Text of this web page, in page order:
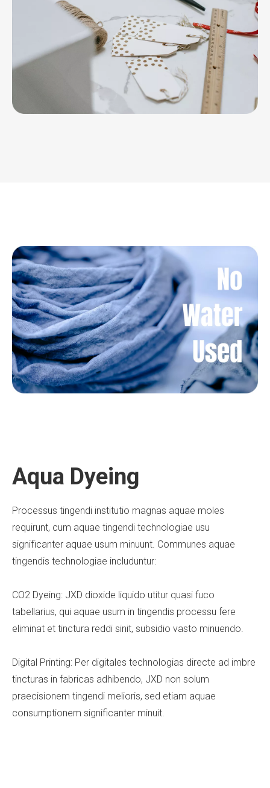
Aqua Dyeing
Processus tingendi institutio magnas aquae moles
requirunt, cum aquae tingendi technologiae usu
significanter aquae usum minuunt. Communes aquae
tingendis technologiae includuntur:
CO2 Dyeing: JXD dioxide liquido utitur quasi fuco
tabellarius, qui aquae usum in tingendis processu fere
eliminat et tinctura reddi sinit, subsidio vasto minuendo.
Digital Printing: Per digitales technologias directe ad imbre
tincturas in fabricas adhibendo, JXD non solum
praecisionem tingendi melioris, sed etiam aquae
consumptionem significanter minuit.